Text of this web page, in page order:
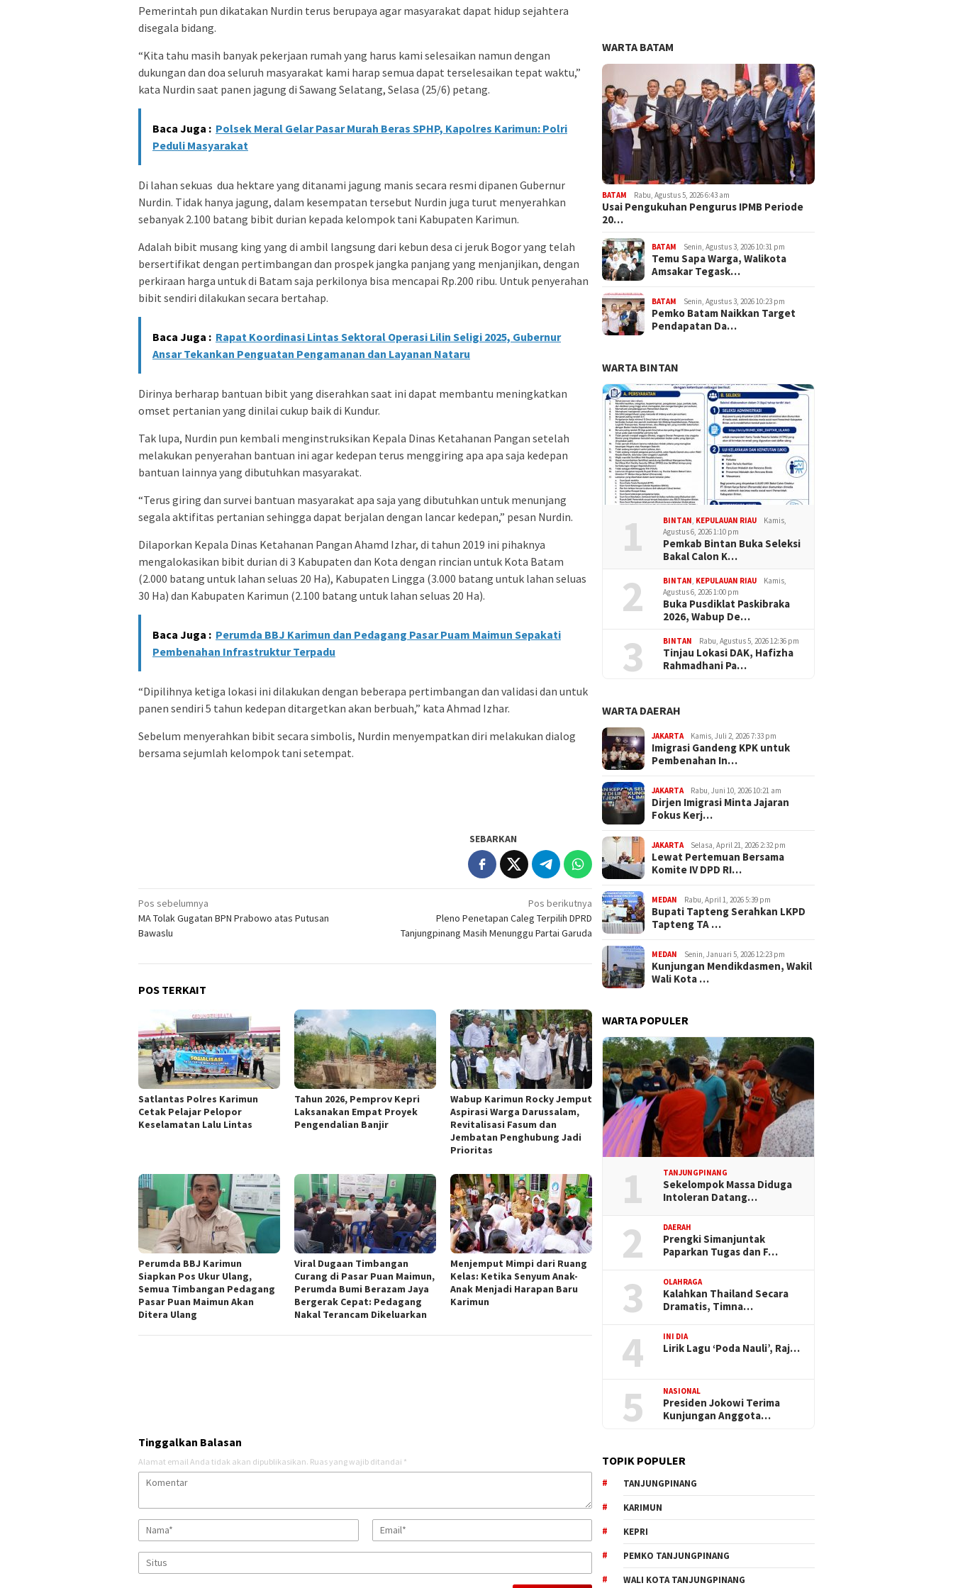
Pemerintah pun dikatakan Nurdin terus berupaya agar masyarakat dapat hidup sejahtera
disegala bidang.
“Kita tahu masih banyak pekerjaan rumah yang harus kami selesaikan namun dengan
dukungan dan doa seluruh masyarakat kami harap semua dapat terselesaikan tepat waktu,”
kata Nurdin saat panen jagung di Sawang Selatang, Selasa (25/6) petang.
Baca Juga : Polsek Meral Gelar Pasar Murah Beras SPHP, Kapolres Karimun: Polri
Peduli Masyarakat
Di lahan sekuas dua hektare yang ditanami jagung manis secara resmi dipanen Gubernur
Nurdin. Tidak hanya jagung, dalam kesempatan tersebut Nurdin juga turut menyerahkan
sebanyak 2.100 batang bibit durian kepada kelompok tani Kabupaten Karimun.
Adalah bibit musang king yang di ambil langsung dari kebun desa ci jeruk Bogor yang telah
bersertifikat dengan pertimbangan dan prospek jangka panjang yang menjanjikan, dengan
perkiraan harga untuk di Batam saja perkilonya bisa mencapai Rp.200 ribu. Untuk penyerahan
bibit sendiri dilakukan secara bertahap.
Baca Juga : Rapat Koordinasi Lintas Sektoral Operasi Lilin Seligi 2025, Gubernur
Ansar Tekankan Penguatan Pengamanan dan Layanan Nataru
Dirinya berharap bantuan bibit yang diserahkan saat ini dapat membantu meningkatkan
omset pertanian yang dinilai cukup baik di Kundur.
Tak lupa, Nurdin pun kembali menginstruksikan Kepala Dinas Ketahanan Pangan setelah
melakukan penyerahan bantuan ini agar kedepan terus menggiring apa apa saja kedepan
bantuan lainnya yang dibutuhkan masyarakat.
“Terus giring dan survei bantuan masyarakat apa saja yang dibutuhkan untuk menunjang
segala aktifitas pertanian sehingga dapat berjalan dengan lancar kedepan,” pesan Nurdin.
Dilaporkan Kepala Dinas Ketahanan Pangan Ahamd Izhar, di tahun 2019 ini pihaknya
mengalokasikan bibit durian di 3 Kabupaten dan Kota dengan rincian untuk Kota Batam
(2.000 batang untuk lahan seluas 20 Ha), Kabupaten Lingga (3.000 batang untuk lahan seluas
30 Ha) dan Kabupaten Karimun (2.100 batang untuk lahan seluas 20 Ha).
Baca Juga : Perumda BBJ Karimun dan Pedagang Pasar Puam Maimun Sepakati
Pembenahan Infrastruktur Terpadu
“Dipilihnya ketiga lokasi ini dilakukan dengan beberapa pertimbangan dan validasi dan untuk
panen sendiri 5 tahun kedepan ditargetkan akan berbuah,” kata Ahmad Izhar.
Sebelum menyerahkan bibit secara simbolis, Nurdin menyempatkan diri melakukan dialog
bersama sejumlah kelompok tani setempat.
SEBARKAN
Navigasi
pos
Pos sebelumnya
MA Tolak Gugatan BPN Prabowo atas Putusan
Bawaslu
Pos berikutnya
Pleno Penetapan Caleg Terpilih DPRD
Tanjungpinang Masih Menunggu Partai Garuda
POS TERKAIT
Satlantas Polres Karimun
Cetak Pelajar Pelopor
Keselamatan Lalu Lintas
Tahun 2026, Pemprov Kepri
Laksanakan Empat Proyek
Pengendalian Banjir
Wabup Karimun Rocky Jemput
Aspirasi Warga Darussalam,
Revitalisasi Fasum dan
Jembatan Penghubung Jadi
Prioritas
Perumda BBJ Karimun
Siapkan Pos Ukur Ulang,
Semua Timbangan Pedagang
Pasar Puan Maimun Akan
Ditera Ulang
Viral Dugaan Timbangan
Curang di Pasar Puan Maimun,
Perumda Bumi Berazam Jaya
Bergerak Cepat: Pedagang
Nakal Terancam Dikeluarkan
Menjemput Mimpi dari Ruang
Kelas: Ketika Senyum Anak-
Anak Menjadi Harapan Baru
Karimun
Tinggalkan Balasan
Alamat email Anda tidak akan dipublikasikan. Ruas yang wajib ditandai *
WARTA BATAM
BATAM Rabu, Agustus 5, 2026 6:43 am
Usai Pengukuhan Pengurus IPMB Periode
20…
BATAM Senin, Agustus 3, 2026 10:31 pm
Temu Sapa Warga, Walikota
Amsakar Tegask…
BATAM Senin, Agustus 3, 2026 10:23 pm
Pemko Batam Naikkan Target
Pendapatan Da…
WARTA BINTAN
1 BINTAN KEPULAUAN RIAU
Kamis,
Agustus 6, 2026 1:10 pm
Pemkab Bintan Buka Seleksi
Bakal Calon K…
2 BINTAN KEPULAUAN RIAU
Kamis,
Agustus 6, 2026 1:00 pm
Buka Pusdiklat Paskibraka
2026, Wabup De…
3 BINTAN Rabu, Agustus 5, 2026 12:36 pm
Tinjau Lokasi DAK, Hafizha
Rahmadhani Pa…
WARTA DAERAH
JAKARTA Kamis, Juli 2, 2026 7:33 pm
Imigrasi Gandeng KPK untuk
Pembenahan In…
JAKARTA Rabu, Juni 10, 2026 10:21 am
Dirjen Imigrasi Minta Jajaran
Fokus Kerj…
JAKARTA Selasa, April 21, 2026 2:32 pm
Lewat Pertemuan Bersama
Komite IV DPD RI…
MEDAN Rabu, April 1, 2026 5:39 pm
Bupati Tapteng Serahkan LKPD
Tapteng TA …
MEDAN Senin, Januari 5, 2026 12:23 pm
Kunjungan Mendikdasmen, Wakil
Wali Kota …
WARTA POPULER
1 TANJUNGPINANG
Sekelompok Massa Diduga
Intoleran Datang…
2 DAERAH
Prengki Simanjuntak
Paparkan Tugas dan F…
3 OLAHRAGA
Kalahkan Thailand Secara
Dramatis, Timna…
4 INI DIA
Lirik Lagu ‘Poda Nauli’, Raj…
5 NASIONAL
Presiden Jokowi Terima
Kunjungan Anggota…
TOPIK POPULER
TANJUNGPINANG
KARIMUN
KEPRI
PEMKO TANJUNGPINANG
WALI KOTA TANJUNGPINANG